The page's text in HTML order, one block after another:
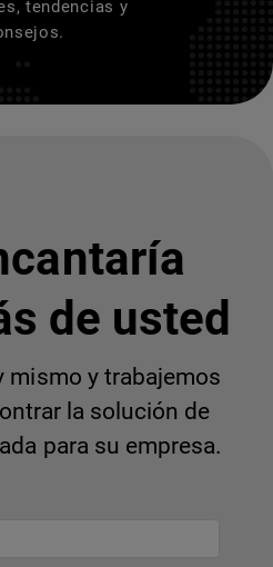
tendencias y
de usted
mismo y trabajemos
la solución de
para su empresa.